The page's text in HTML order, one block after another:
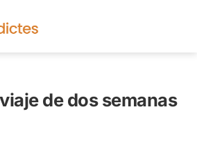
de dos semanas